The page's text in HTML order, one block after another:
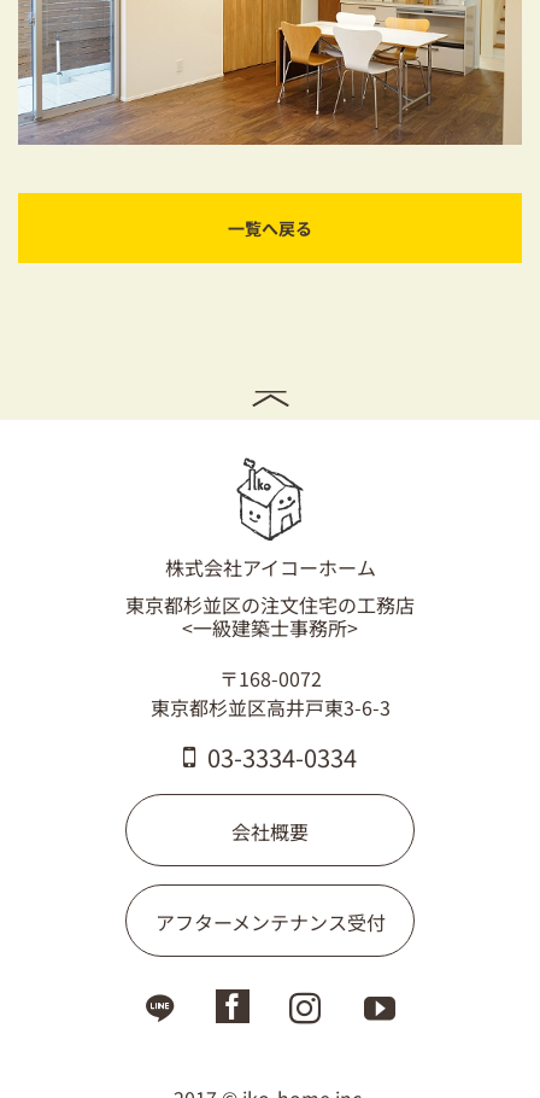
一覧へ戻る
株式会社アイコーホーム
東京都杉並区の注文住宅の工務店
<一級建築士事務所>
〒168-0072
東京都杉並区高井戸東3-6-3
03-3334-0334
会社概要
アフターメンテナンス受付